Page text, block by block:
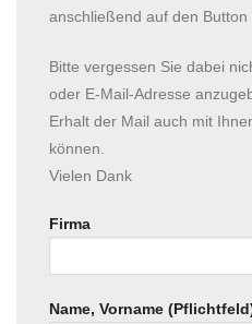
anschließend auf den Button
Bitte vergessen Sie dabei
oder E-Mail-Adresse
Erhalt der Mail auch mit
können.
Vielen Dank
Firma
Name, Vorname